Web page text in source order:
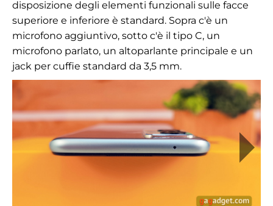
disposizione degli elementi funzionali sulle facce
superiore e inferiore è standard. Sopra c'è un
microfono aggiuntivo, sotto c'è il tipo C, un
microfono parlato, un altoparlante principale e un
jack per cuffie standard da 3,5 mm.